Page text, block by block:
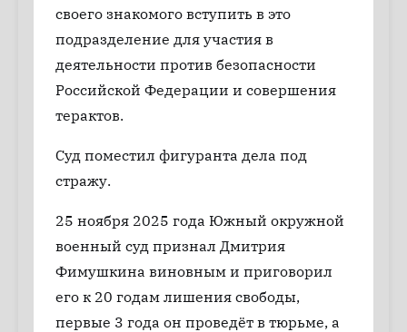
своего знакомого вступить в это
подразделение для участия в
деятельности против безопасности
Российской Федерации и совершения
терактов.
Суд поместил фигуранта дела под
стражу.
25 ноября 2025 года Южный окружной
военный суд признал Дмитрия
Фимушкина виновным и приговорил
его к 20 годам лишения свободы,
первые 3 года он проведёт в тюрьме, а